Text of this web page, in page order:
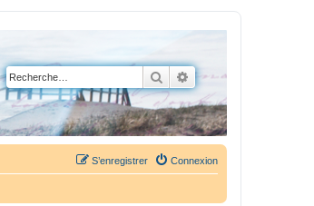
Rechercher
Recherche avancée
Connexion
S’enregistrer